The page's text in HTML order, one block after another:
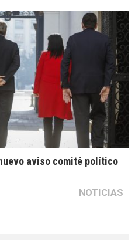
aviso comité político
NOTICIAS